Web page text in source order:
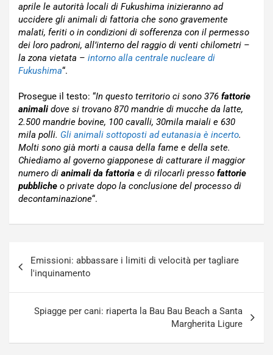
aprile le autorità locali di Fukushima inizieranno ad
uccidere gli animali di fattoria che sono gravemente
malati, feriti o in condizioni di sofferenza con il permesso
dei loro padroni, all’interno del raggio di venti chilometri –
la zona vietata – intorno alla centrale nucleare di
Fukushima“.
Prosegue il testo: “In questo territorio ci sono 376 fattorie
animali dove si trovano 870 mandrie di mucche da latte,
2.500 mandrie bovine, 100 cavalli, 30mila maiali e 630
mila polli. Gli animali sottoposti ad eutanasia è incerto.
Molti sono già morti a causa della fame e della sete.
Chiediamo al governo giapponese di catturare il maggior
numero di animali da fattoria e di rilocarli presso fattorie
pubbliche o private dopo la conclusione del processo di
decontaminazione“.
articoli
Emissioni: abbassare i limiti di velocità per tagliare
l'inquinamento
Spiagge per cani: riaperta la Bau Bau Beach a Santa
Margherita Ligure